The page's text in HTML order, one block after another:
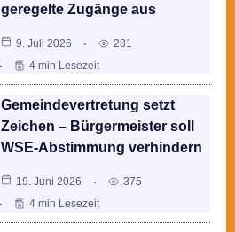
geregelte Zugänge aus
9. Juli 2026
281
4 min Lesezeit
Gemeindevertretung setzt
Zeichen – Bürgermeister soll
WSE-Abstimmung verhindern
19. Juni 2026
375
4 min Lesezeit